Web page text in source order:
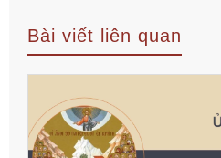
Bài viết liên quan